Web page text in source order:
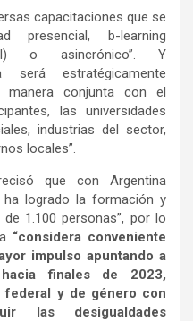
capacitaciones que se
presencial, b-learning
o asincrónico”. Y
será estratégicamente
manera conjunta con el
las universidades
industrias del sector,
locales”.
que con Argentina
logrado la formación y
1.100 personas”, por lo
“considera conveniente
impulso apuntando a
finales de 2023,
federal y de género con
las desigualdades